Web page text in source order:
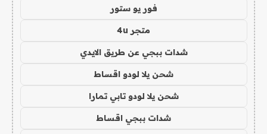
فور يو ستور
متجر 4u
شدات ببجي عن طريق الايدي
شحن يلا لودو اقساط
شحن يلا لودو تابي تمارا
شدات ببجي اقساط